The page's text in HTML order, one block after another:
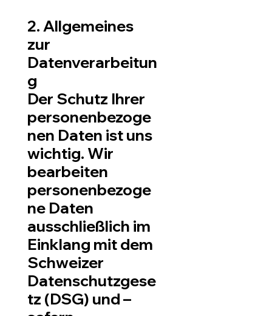
2. Allgemeines
zur
Datenverarbeitun
g
Der Schutz Ihrer
personenbezoge
nen Daten ist uns
wichtig. Wir
bearbeiten
personenbezoge
ne Daten
ausschließlich im
Einklang mit dem
Schweizer
Datenschutzgese
tz (DSG) und –